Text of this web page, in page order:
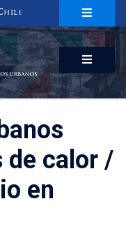
URBANOS
Y ESTUDIOS URBANOS
de calor /
en